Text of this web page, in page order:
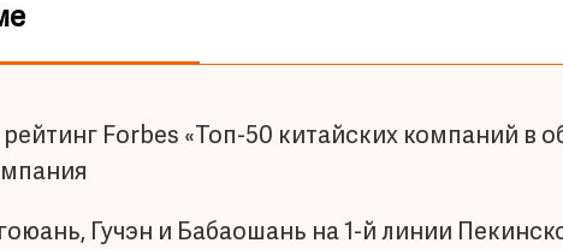
Forbes «Топ-50 китайских компаний в
Гучэн и Бабаошань на 1-й линии